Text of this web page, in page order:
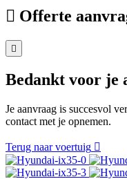
Offerte
Bedankt voor je
Je aanvraag is succesvol
contact met je opnemen.
Terug naar voertuig